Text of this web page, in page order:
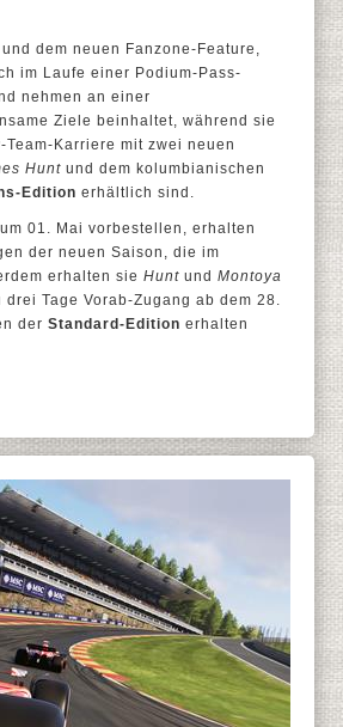
dem neuen Fanzone-Feature,
im Laufe einer Podium-Pass-
nehmen an einer
Ziele beinhaltet, während sie
Karriere mit zwei neuen
Hunt und dem kolumbianischen
Edition erhältlich sind.
01. Mai vorbestellen, erhalten
der neuen Saison, die im
erhalten sie Hunt und Montoya
Tage Vorab-Zugang ab dem 28.
der Standard-Edition erhalten